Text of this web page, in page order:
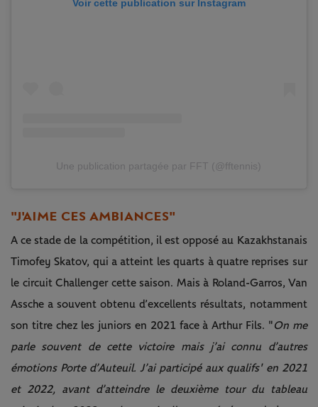
Voir cette publication sur Instagram
Une publication partagée par FFT (@fftennis)
"J'AIME CES AMBIANCES"
A ce stade de la compétition, il est opposé au Kazakhstanais
Timofey Skatov, qui a atteint les quarts à quatre reprises sur
le circuit Challenger cette saison. Mais à Roland-Garros, Van
Assche a souvent obtenu d’excellents résultats, notamment
son titre chez les juniors en 2021 face à Arthur Fils. "On me
parle souvent de cette victoire mais j’ai connu d’autres
émotions Porte d’Auteuil. J’ai participé aux qualifs' en 2021
et 2022, avant d’atteindre le deuxième tour du tableau